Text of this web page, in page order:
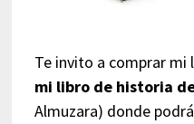
Te invito a comprar mi
mi libro de historia
Almuzara) donde